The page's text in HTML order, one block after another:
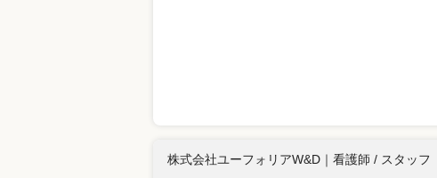
株式会社ユーフォリアW&D ｜ 看護師 / スタッフ